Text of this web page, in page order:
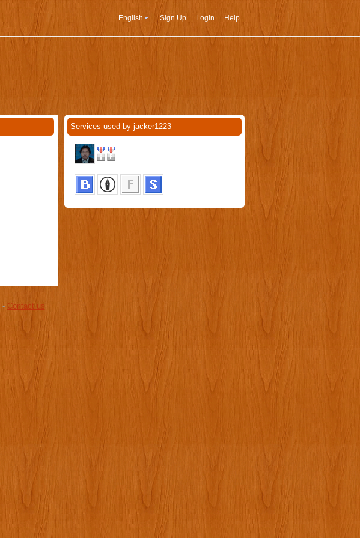
English Sign Up Login Help
Services used by jacker1223
- Contact us